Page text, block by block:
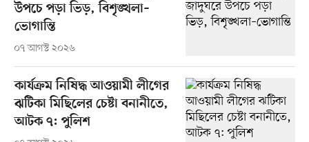
উপচে পড়া ভিড়, বিশৃঙ্খলা–
ভোগান্তি
০৭ আগস্ট ২০২৬
কার্যক্রম নিষিদ্ধ আওয়ামী লীগের
ঝটিকা মিছিলের চেষ্টা বনানীতে,
আটক ৭: পুলিশ